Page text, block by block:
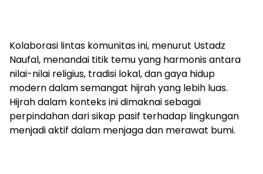
Kolaborasi lintas komunitas ini, menurut Ustadz
Naufal, menandai titik temu yang harmonis antara
nilai-nilai religius, tradisi lokal, dan gaya hidup
modern dalam semangat hijrah yang lebih luas.
Hijrah dalam konteks ini dimaknai sebagai
perpindahan dari sikap pasif terhadap lingkungan
menjadi aktif dalam menjaga dan merawat bumi.